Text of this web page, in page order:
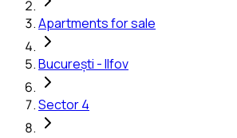
Apartments for sale
București - Ilfov
Sector 4